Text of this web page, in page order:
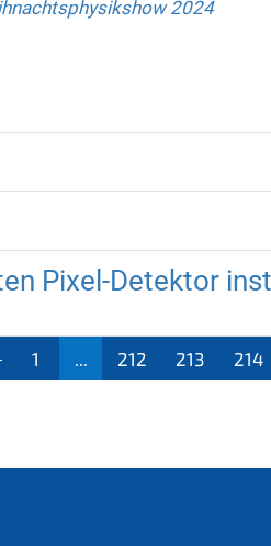
2024
Pixel-Detektor
1 212 213 214